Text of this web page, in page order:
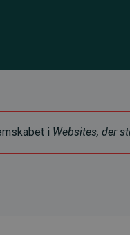
i Websites, der